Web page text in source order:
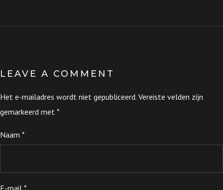
LEAVE A COMMENT
Het e-mailadres wordt niet gepubliceerd. Vereiste velden zijn
gemarkeerd met *
Naam *
E-mail *